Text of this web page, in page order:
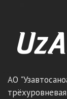
АО